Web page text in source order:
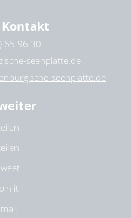
Kontakt
65 96 30
seenplatte.de
seenplatte.de
pin it
mail